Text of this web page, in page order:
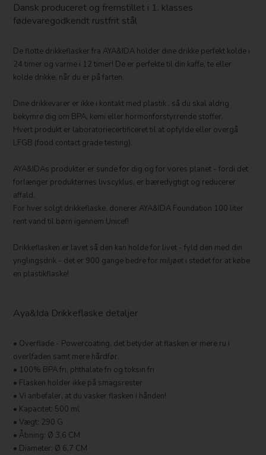
Dansk produceret og fremstillet i 1. klasses
fødevaregodkendt rustfrit stål
De flotte drikkeflasker fra AYA&IDA holder dine drikke perfekt kolde i
24 timer og varme i 12 timer! De er perfekte til din kaffe, te eller
kolde drikke, når du er på farten.
Dine drikkevarer er ikke i kontakt med plastik , så du skal aldrig
bekymre dig om BPA, kemi eller hormonforstyrrende stoffer.
Hvert produkt er laboratoriecertificeret til at opfylde eller overgå
LFGB (food contact grade testing).
AYA&IDAs produkter er sunde for dig og for vores planet - fordi det
forlænger produkternes livscyklus, er bæredygtigt og reducerer
affald.
For hver solgt drikkeflaske, donerer AYA&IDA Foundation 100 liter
rent vand til børn igennem Unicef!
Drikkeflasken er lavet så den kan holde for livet - fyld den med din
ynglingsdrik - det er 900 gange bedre for miljøet i stedet for at købe
en plastikflaske!
Aya&Ida Drikkeflaske detaljer
• Overflade - Powercoating, det betyder at flasken er mere ru i
overlfaden samt mere hårdfør.
• 100% BPA fri, phthalate fri og toksin fri
• Flasken holder ikke på smagsrester
• Vi anbefaler, at du vasker flasken i hånden!
• Kapacitet: 500 ml
• Vægt: 290 G
• Åbning: Ø 3,6 CM
• Diameter: Ø 6,7 CM